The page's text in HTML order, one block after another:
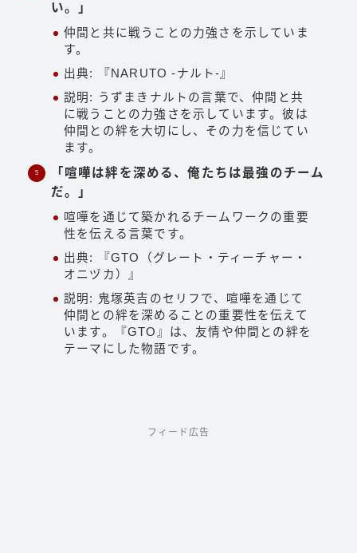
い。」
仲間と共に戦うことの力強さを示していま
す。
出典: 『NARUTO -ナルト-』
説明: うずまきナルトの言葉で、仲間と共
に戦うことの力強さを示しています。彼は
仲間との絆を大切にし、その力を信じてい
ます。
「喧嘩は絆を深める、俺たちは最強のチーム
だ。」
喧嘩を通じて築かれるチームワークの重要
性を伝える言葉です。
出典: 『GTO（グレート・ティーチャー・
オニヅカ）』
説明: 鬼塚英吉のセリフで、喧嘩を通じて
仲間との絆を深めることの重要性を伝えて
います。『GTO』は、友情や仲間との絆を
テーマにした物語です。
フィード広告